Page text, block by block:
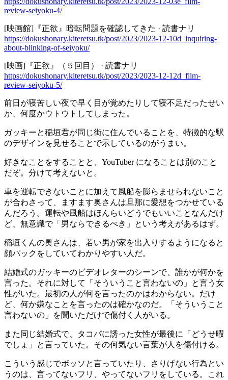
review-seiyoku-4/
[映画館]『正欲』暗転問題を確認してきた · 読書ナリ
https://dokushonary.kiteretsu.tk/post/2023/2023-12-10d_inquiring-
about-blinking-of-seiyoku/
[映画]『正欲』（５回目） · 読書ナリ
https://dokushonary.kiteretsu.tk/post/2023/2023-12-12d_film-
review-seiyoku-5/
前日が寝苦しい夜で早く目が覚めたりして寝不足だったせい
か、何度かウトウトしてしまった。
ガッキーと稲垣君が同じ街に住んでいることを、特徴的な駅
のデザインを見せることで示しているのがうまい。
好きなことをすることと、YouTuber になることは別のこと
だぞ。分けて考えないと。
車を運転できないことに加えて風船を膨らませられないこと
が合わさって、ますます奥さんは旦那に愛想をつかせている
んだろう。運転や風船はほんらいどうでもいいことなんだけ
ど、無意識で「男ならできるべき」という考えがあるはず。
稲垣くんの奥さんは、若い男が家を出入りするようになると
顔パックをしていてわかりやすい人だ。
結婚式のガッキーのビデオレターのシーンで、誰かが何かを
言った。それに対して「そういうこと言わないの」と言う女
性がいた。最初の人が何を言ったのかはわからない。だけ
ど、何か嫌なことを言ったのは確かなのだ。「そういうこと
言わないの」を聞いただけで傷付く人がいる。
また同じ結婚式で、タコパに誘った女性が最後に「どうせ暇
でしょ」と言っていた。その何気ない言葉が人を傷付ける。
こういう感じでボッソと言っていたり、さりげない行為とい
うのは、言ってないフリ、やってないフリをしている。これ